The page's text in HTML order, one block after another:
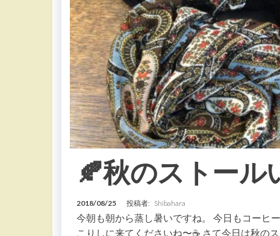
🍂秋のストール
2018/08/25 投稿者: Shibahara
今朝も朝から蒸し暑いですね。 今日もコーヒ
こりしに来てくださいね〜☕️ さて今日は秋の